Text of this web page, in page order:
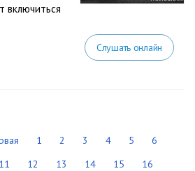
включиться
Слушать онлайн
1 2 3 4 5
6
11 12 13 14 15 16